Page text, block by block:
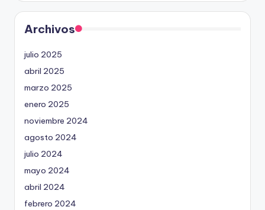
Archivos
julio 2025
abril 2025
marzo 2025
enero 2025
noviembre 2024
agosto 2024
julio 2024
mayo 2024
abril 2024
febrero 2024